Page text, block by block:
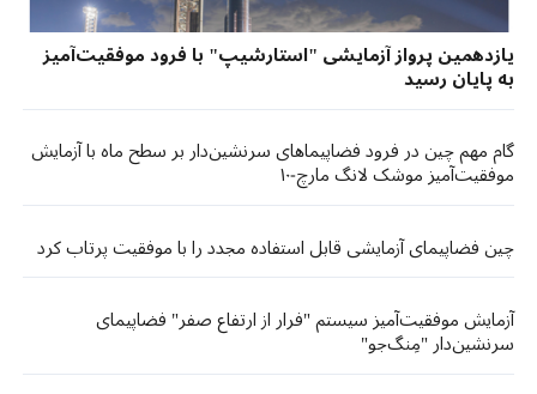
یازدهمین پرواز آزمایشی "استارشیپ" با فرود موفقیت‌آمیز
به پایان رسید
گام مهم چین در فرود فضاپیماهای سرنشین‌دار بر سطح ماه با آزمایش
موفقیت‌آمیز موشک لانگ مارچ-۱۰
چین فضاپیمای آزمایشی قابل استفاده مجدد را با موفقیت پرتاب کرد
آزمایش موفقیت‌آمیز سیستم "فرار از ارتفاع صفر" فضاپیمای
سرنشین‌دار "مِنگ‌جو"